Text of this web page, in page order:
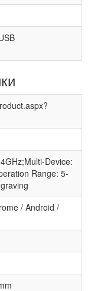
Device:
Range: 5-
/ Android /